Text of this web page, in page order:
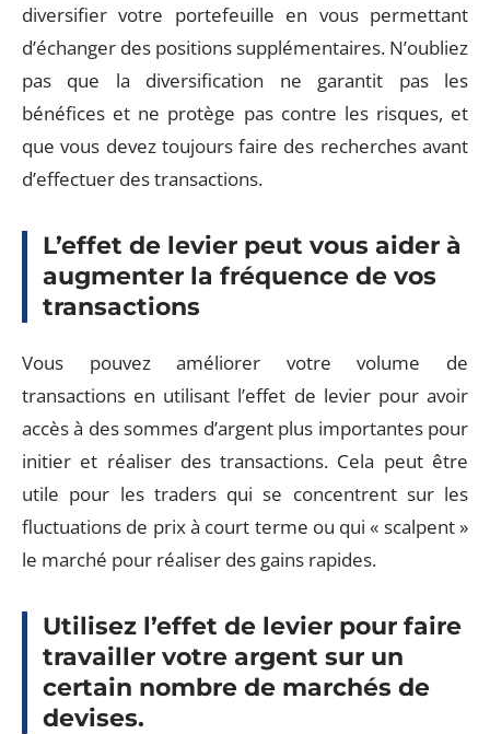
diversifier votre portefeuille en vous permettant
d’échanger des positions supplémentaires. N’oubliez
pas que la diversification ne garantit pas les
bénéfices et ne protège pas contre les risques, et
que vous devez toujours faire des recherches avant
d’effectuer des transactions.
L’effet de levier peut vous aider à
augmenter la fréquence de vos
transactions
Vous pouvez améliorer votre volume de
transactions en utilisant l’effet de levier pour avoir
accès à des sommes d’argent plus importantes pour
initier et réaliser des transactions. Cela peut être
utile pour les traders qui se concentrent sur les
fluctuations de prix à court terme ou qui « scalpent »
le marché pour réaliser des gains rapides.
Utilisez l’effet de levier pour faire
travailler votre argent sur un
certain nombre de marchés de
devises.